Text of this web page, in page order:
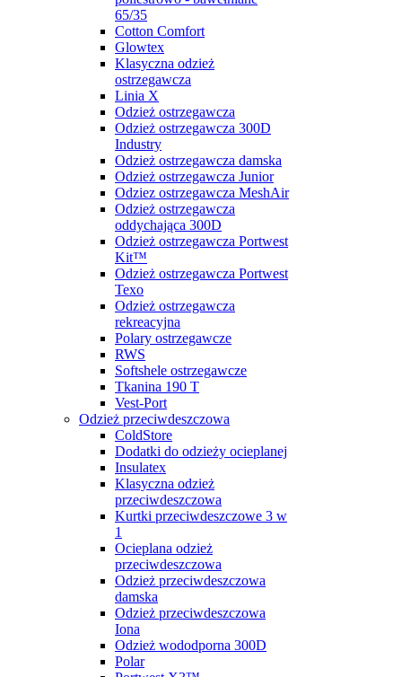
65/35
Cotton Comfort
Glowtex
Klasyczna odzież
ostrzegawcza
Linia X
Odzież ostrzegawcza
Odzież ostrzegawcza 300D
Industry
Odzież ostrzegawcza damska
Odzież ostrzegawcza Junior
Odziez ostrzegawcza MeshAir
Odzież ostrzegawcza
oddychająca 300D
Odzież ostrzegawcza Portwest
Kit™
Odzież ostrzegawcza Portwest
Texo
Odzież ostrzegawcza
rekreacyjna
Polary ostrzegawcze
RWS
Softshele ostrzegawcze
Tkanina 190 T
Vest-Port
Odzież przeciwdeszczowa
ColdStore
Dodatki do odzieży ocieplanej
Insulatex
Klasyczna odzież
przeciwdeszczowa
Kurtki przeciwdeszczowe 3 w
1
Ocieplana odzież
przeciwdeszczowa
Odzież przeciwdeszczowa
damska
Odzież przeciwdeszczowa
Iona
Odzież wododporna 300D
Polar